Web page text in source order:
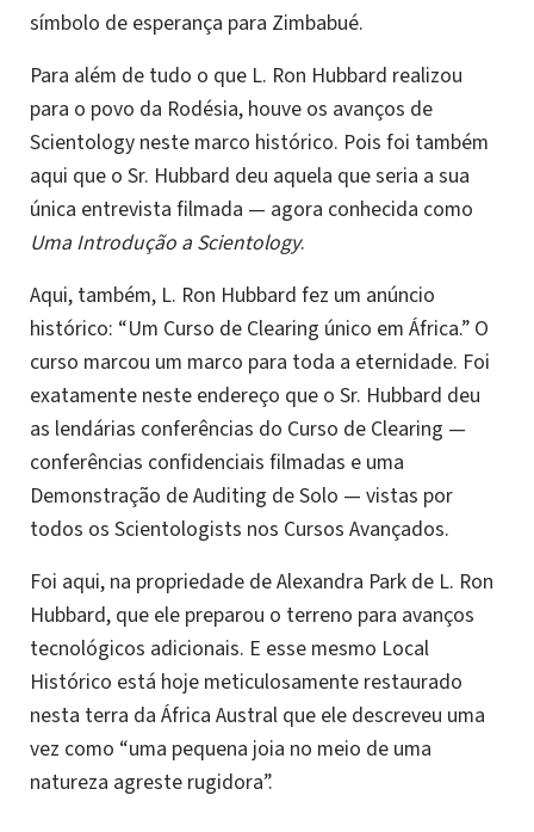
símbolo de esperança para Zimbabué.
Para além de tudo o que L. Ron Hubbard realizou
para o povo da Rodésia, houve os avanços de
Scientology neste marco histórico. Pois foi também
aqui que o Sr. Hubbard deu aquela que seria a sua
única entrevista filmada — agora conhecida como
Uma Introdução a Scientology.
Aqui, também, L. Ron Hubbard fez um anúncio
histórico: “Um Curso de Clearing único em África.” O
curso marcou um marco para toda a eternidade. Foi
exatamente neste endereço que o Sr. Hubbard deu
as lendárias conferências do Curso de Clearing —
conferências confidenciais filmadas e uma
Demonstração de Auditing de Solo — vistas por
todos os Scientologists nos Cursos Avançados.
Foi aqui, na propriedade de Alexandra Park de L. Ron
Hubbard, que ele preparou o terreno para avanços
tecnológicos adicionais. E esse mesmo Local
Histórico está hoje meticulosamente restaurado
nesta terra da África Austral que ele descreveu uma
vez como “uma pequena joia no meio de uma
natureza agreste rugidora”.